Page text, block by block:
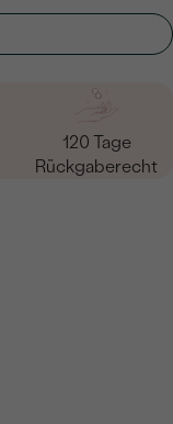
120 Tage
Rückgaberecht